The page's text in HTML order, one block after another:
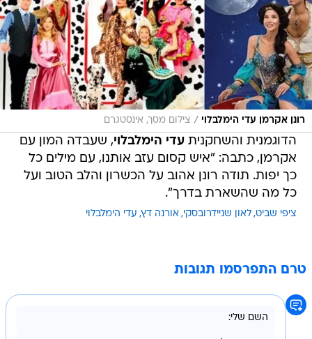
רונן אקרמן עדי הימלבלוי / צילום מסך, אינסטגרם
הדוגמנית והשחקניתעדי הימלבלוי, שעבדה המון עם
אקרמן, כתבה: "איש קסום עזב אותנו, עם מילים כל
כך יפות. תודה רונן אהוב על הכשרון והלב הטוב ועל
כל מה שהשארת בדרך".
ציפי שביט לאון שניידרובסקי אורנה דץ עדי הימלבלוי
טרם התפרסמו תגובות